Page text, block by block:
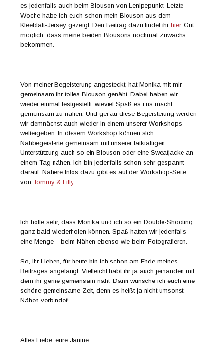
es jedenfalls auch beim Blouson von Lenipepunkt. Letzte
Woche habe ich euch schon mein Blouson aus dem
Kleeblatt-Jersey gezeigt. Den Beitrag dazu findet ihrhier. Gut
möglich, dass meine beiden Blousons nochmal Zuwachs
bekommen.
Von meiner Begeisterung angesteckt, hat Monika mit mir
gemeinsam ihr tolles Blouson genäht. Dabei haben wir
wieder einmal festgestellt, wieviel Spaß es uns macht
gemeinsam zu nähen. Und genau diese Begeisterung werden
wir demnächst auch wieder in einem unserer Workshops
weitergeben. In diesem Workshop können sich
Nähbegeisterte gemeinsam mit unserer tatkräftigen
Unterstützung auch so ein Blouson oder eine Sweatjacke an
einem Tag nähen. Ich bin jedenfalls schon sehr gespannt
darauf. Nähere Infos dazu gibt es auf der Workshop-Seite
vonTommy & Lilly.
Ich hoffe sehr, dass Monika und ich so ein Double-Shooting
ganz bald wiederholen können. Spaß hatten wir jedenfalls
eine Menge – beim Nähen ebenso wie beim Fotografieren.
So, ihr Lieben, für heute bin ich schon am Ende meines
Beitrages angelangt. Vielleicht habt ihr ja auch jemanden mit
dem ihr gerne gemeinsam näht. Dann wünsche ich euch eine
schöne gemeinsame Zeit, denn es heißt ja nicht umsonst:
Nähen verbindet!
Alles Liebe, eure Janine.